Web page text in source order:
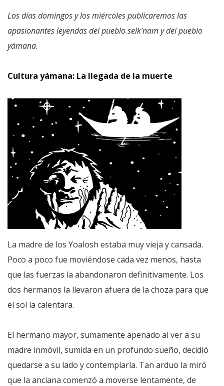
Los días domingos y los miércoles publicaremos las
apasionantes leyendas del pueblo selk’nam y del pueblo
yámana.
Cultura yámana: La llegada de la muerte
La madre de los Yoalosh estaba muy vieja y cansada.
Poco a poco fue moviéndose cada vez menos, hasta
que las fuerzas la abandonaron definitivamente. Los
dos hermanos la llevaron afuera de la choza para que
el sol la calentara.
El hermano mayor, sumamente apenado al ver a su
madre inmóvil, sumida en un profundo sueño, decidió
quedarse a su lado y contemplarla. Tan arduo la miró
que la anciana comenzó a moverse lentamente, de